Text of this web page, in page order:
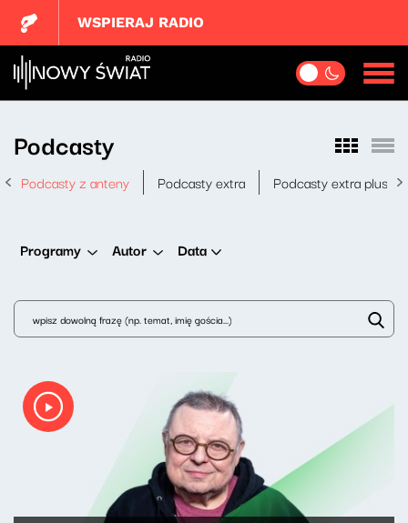
WSPIERAJ RADIO
Podcasty
Podcasty z anteny Podcasty extra Podcasty extra plus
Programy Autor Data